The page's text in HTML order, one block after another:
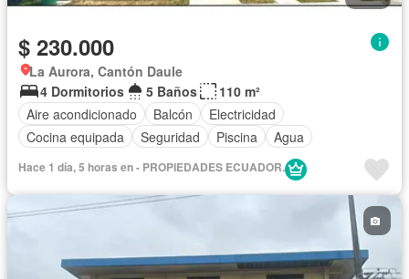
$ 230.000
La Aurora, Cantón Daule
4 Dormitorios
5 Baños
110 m²
Aire acondicionado
Balcón
Electricidad
Cocina equipada
Seguridad Piscina Agua
Hace 1 día, 5 horas en - PROPIEDADES ECUADOR.